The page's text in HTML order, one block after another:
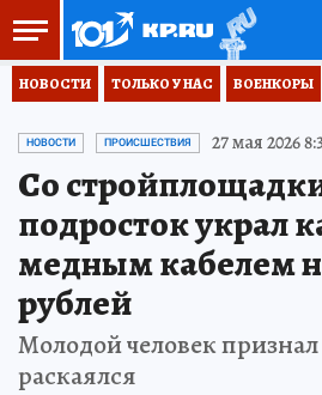
НОВОСТИ ТОЛЬКО У НАС ВОЕНКОРЫ
НОВОСТИ ПРОИСШЕСТВИЯ 27 мая 2026
Со
подросток украл
медным кабелем
рублей
Молодой человек
раскаялся